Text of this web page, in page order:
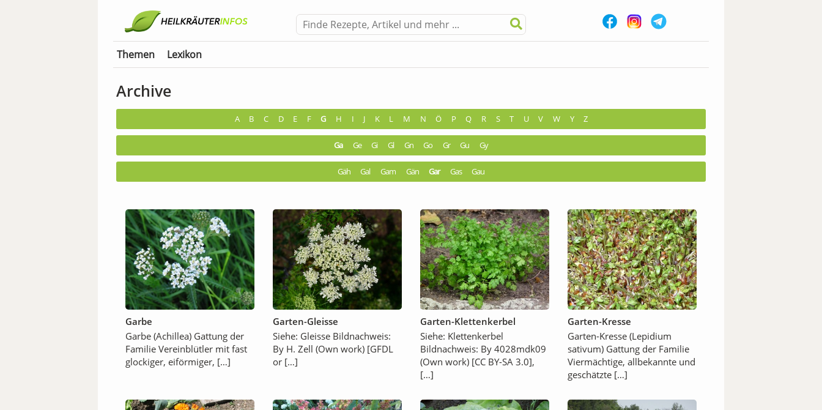
Themen Lexikon
Archive
A B C D E F G H I J K L M N Ö P Q R S T U V W Y Z
Ga Ge Gi Gl Gn Go Gr Gu Gy
Gäh Gal Gam Gän Gar Gas Gau
Garbe
Garbe (Achillea) Gattung der
Familie Vereinblütler mit fast
glockiger, eiförmiger, […]
Garten-Gleisse
Siehe: Gleisse Bildnachweis:
By H. Zell (Own work) [GFDL
or […]
Garten-Klettenkerbel
Siehe: Klettenkerbel
Bildnachweis: By 4028mdk09
(Own work) [CC BY-SA 3.0],
[…]
Garten-Kresse
Garten-Kresse (Lepidium
sativum) Gattung der Familie
Viermächtige, allbekannte und
geschätzte […]